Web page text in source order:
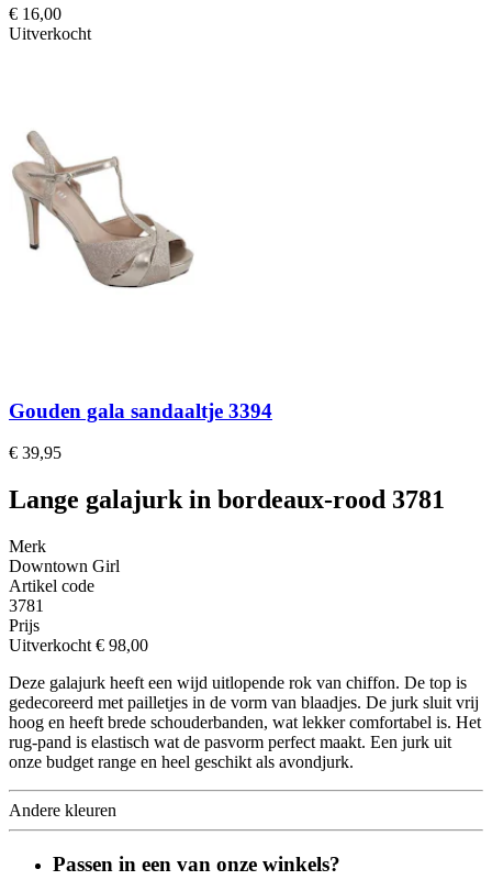
€ 16,00
Uitverkocht
Gouden gala sandaaltje 3394
€ 39,95
Lange galajurk in bordeaux-rood 3781
Merk
Downtown Girl
Artikel code
3781
Prijs
Uitverkocht € 98,00
Deze galajurk heeft een wijd uitlopende rok van chiffon. De top is
gedecoreerd met pailletjes in de vorm van blaadjes. De jurk sluit vrij
hoog en heeft brede schouderbanden, wat lekker comfortabel is. Het
rug-pand is elastisch wat de pasvorm perfect maakt. Een jurk uit
onze budget range en heel geschikt als avondjurk.
Andere kleuren
Passen in een van onze winkels?